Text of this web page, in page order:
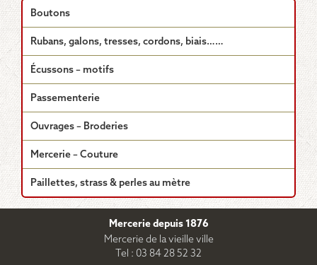
options
peuvent
être
choisies
sur
page
du
produit
Boutons
Rubans, galons, tresses, cordons, biais……
Écussons – motifs
Passementerie
Ouvrages – Broderies
Mercerie – Couture
Paillettes, strass & perles au mètre
Mercerie depuis 1876
Mercerie de la vieille ville
Tel : 03 84 28 52 32